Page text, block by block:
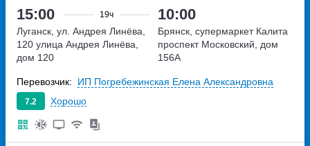
15:00 19ч 10:00
Луганск, ул. Андрея Линёва,
120 улица Андрея Линёва,
дом 120
Брянск, супермаркет Калита
проспект Московский, дом
156А
7.2 Хорошо
Перевозчик: ИП Погребежинская Елена Александровна